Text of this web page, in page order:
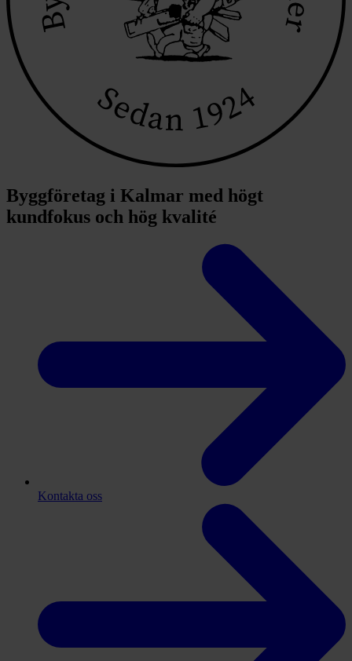
Byggföretag i Kalmar med högt
kundfokus och hög kvalité
Kontakta oss